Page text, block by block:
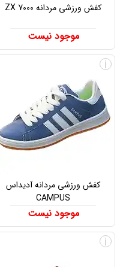
کفش ورزشی مردانه ZX 7000
موجود نیست
کفش ورزشی مردانه آدیداس
CAMPUS
موجود نیست
i
i